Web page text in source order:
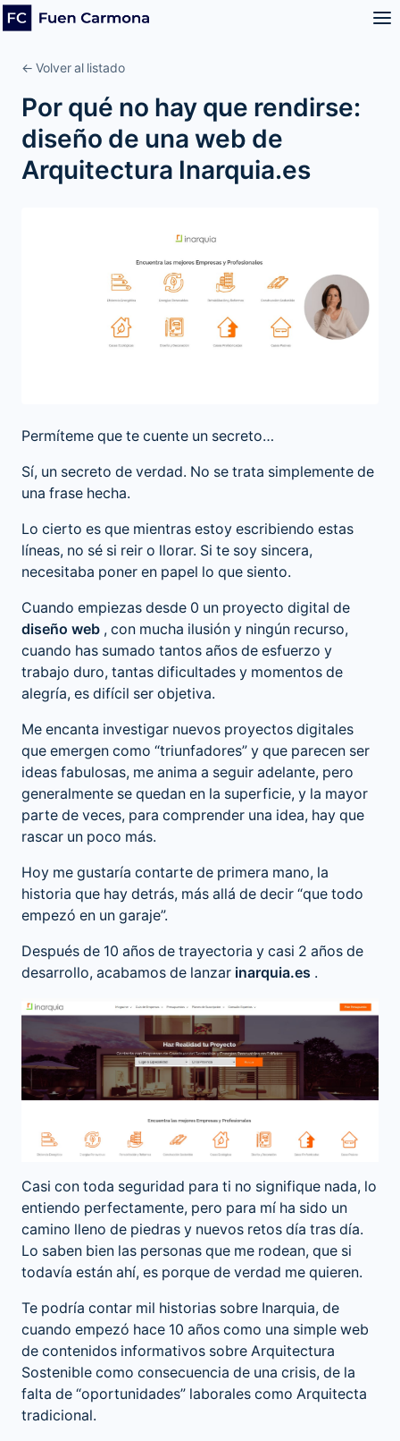
← Volver al listado
Por qué no hay que rendirse:
diseño de una web de
Arquitectura Inarquia.es
Permíteme que te cuente un secreto…
Sí, un secreto de verdad. No se trata simplemente de
una frase hecha.
Lo cierto es que mientras estoy escribiendo estas
líneas, no sé si reir o llorar. Si te soy sincera,
necesitaba poner en papel lo que siento.
Cuando empiezas desde 0 un proyecto digital de
diseño web , con mucha ilusión y ningún recurso,
cuando has sumado tantos años de esfuerzo y
trabajo duro, tantas dificultades y momentos de
alegría, es difícil ser objetiva.
Me encanta investigar nuevos proyectos digitales
que emergen como “triunfadores” y que parecen ser
ideas fabulosas, me anima a seguir adelante, pero
generalmente se quedan en la superficie, y la mayor
parte de veces, para comprender una idea, hay que
rascar un poco más.
Hoy me gustaría contarte de primera mano, la
historia que hay detrás, más allá de decir “que todo
empezó en un garaje”.
Después de 10 años de trayectoria y casi 2 años de
desarrollo, acabamos de lanzar inarquia.es .
Casi con toda seguridad para ti no signifique nada, lo
entiendo perfectamente, pero para mí ha sido un
camino lleno de piedras y nuevos retos día tras día.
Lo saben bien las personas que me rodean, que si
todavía están ahí, es porque de verdad me quieren.
Te podría contar mil historias sobre Inarquia, de
cuando empezó hace 10 años como una simple web
de contenidos informativos sobre Arquitectura
Sostenible como consecuencia de una crisis, de la
falta de “oportunidades” laborales como Arquitecta
tradicional.